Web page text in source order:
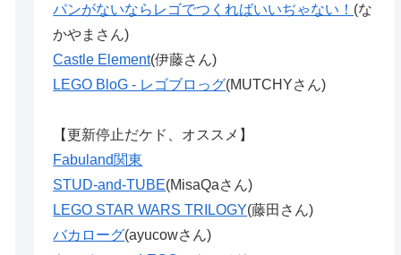
パンがないならレゴでつくればいいぢゃない！ (な
かやまさん)
Castle Element(伊藤さん)
LEGO BloG - レゴブロっグ(MUTCHYさん)
【更新停止だケド、オススメ】
Fabuland関東
STUD-and-TUBE(MisaQaさん)
LEGO STAR WARS TRILOGY(藤田さん)
バカローグ(ayucowさん)